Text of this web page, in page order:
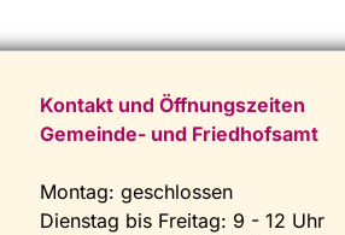
Kontakt und Öffnungszeiten
Gemeinde- und Friedhofsamt
Montag: geschlossen
Dienstag bis Freitag: 9 - 12 Uhr